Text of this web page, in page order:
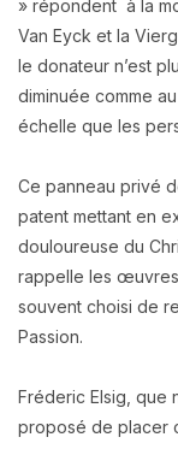
» répondent à la
Van Eyck et la
le donateur n’est
diminuée comme
échelle que les
Ce panneau privé
patent mettant en
douloureuse du
rappelle les
souvent choisi de
Passion.
Fréderic Elsig, que
proposé de placer